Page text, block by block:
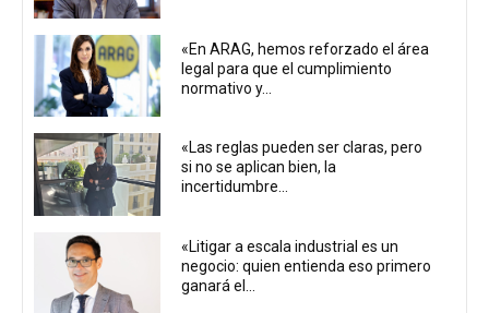
«En ARAG, hemos reforzado el área
legal para que el cumplimiento
normativo y...
«Las reglas pueden ser claras, pero
si no se aplican bien, la
incertidumbre...
«Litigar a escala industrial es un
negocio: quien entienda eso primero
ganará el...